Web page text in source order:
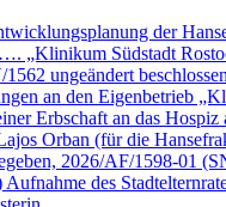
der
„Klinikum Südstadt
ungeändert beschlossen
an den Eigenbetrieb
Erbschaft an das
Orban (für die
2026/AF/1598-01
des